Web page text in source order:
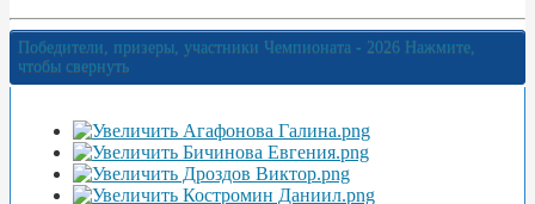
Победители, призеры, участники Чемпионата - 2026 Нажмите,
чтобы свернуть